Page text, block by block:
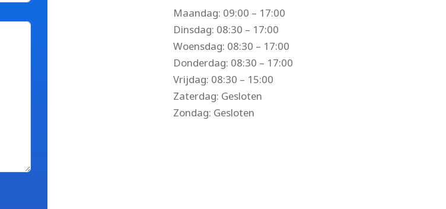
Maandag: 09:00 – 17:00
Dinsdag: 08:30 – 17:00
Woensdag: 08:30 – 17:00
Donderdag: 08:30 – 17:00
Vrijdag: 08:30 – 15:00
Zaterdag: Gesloten
Zondag: Gesloten